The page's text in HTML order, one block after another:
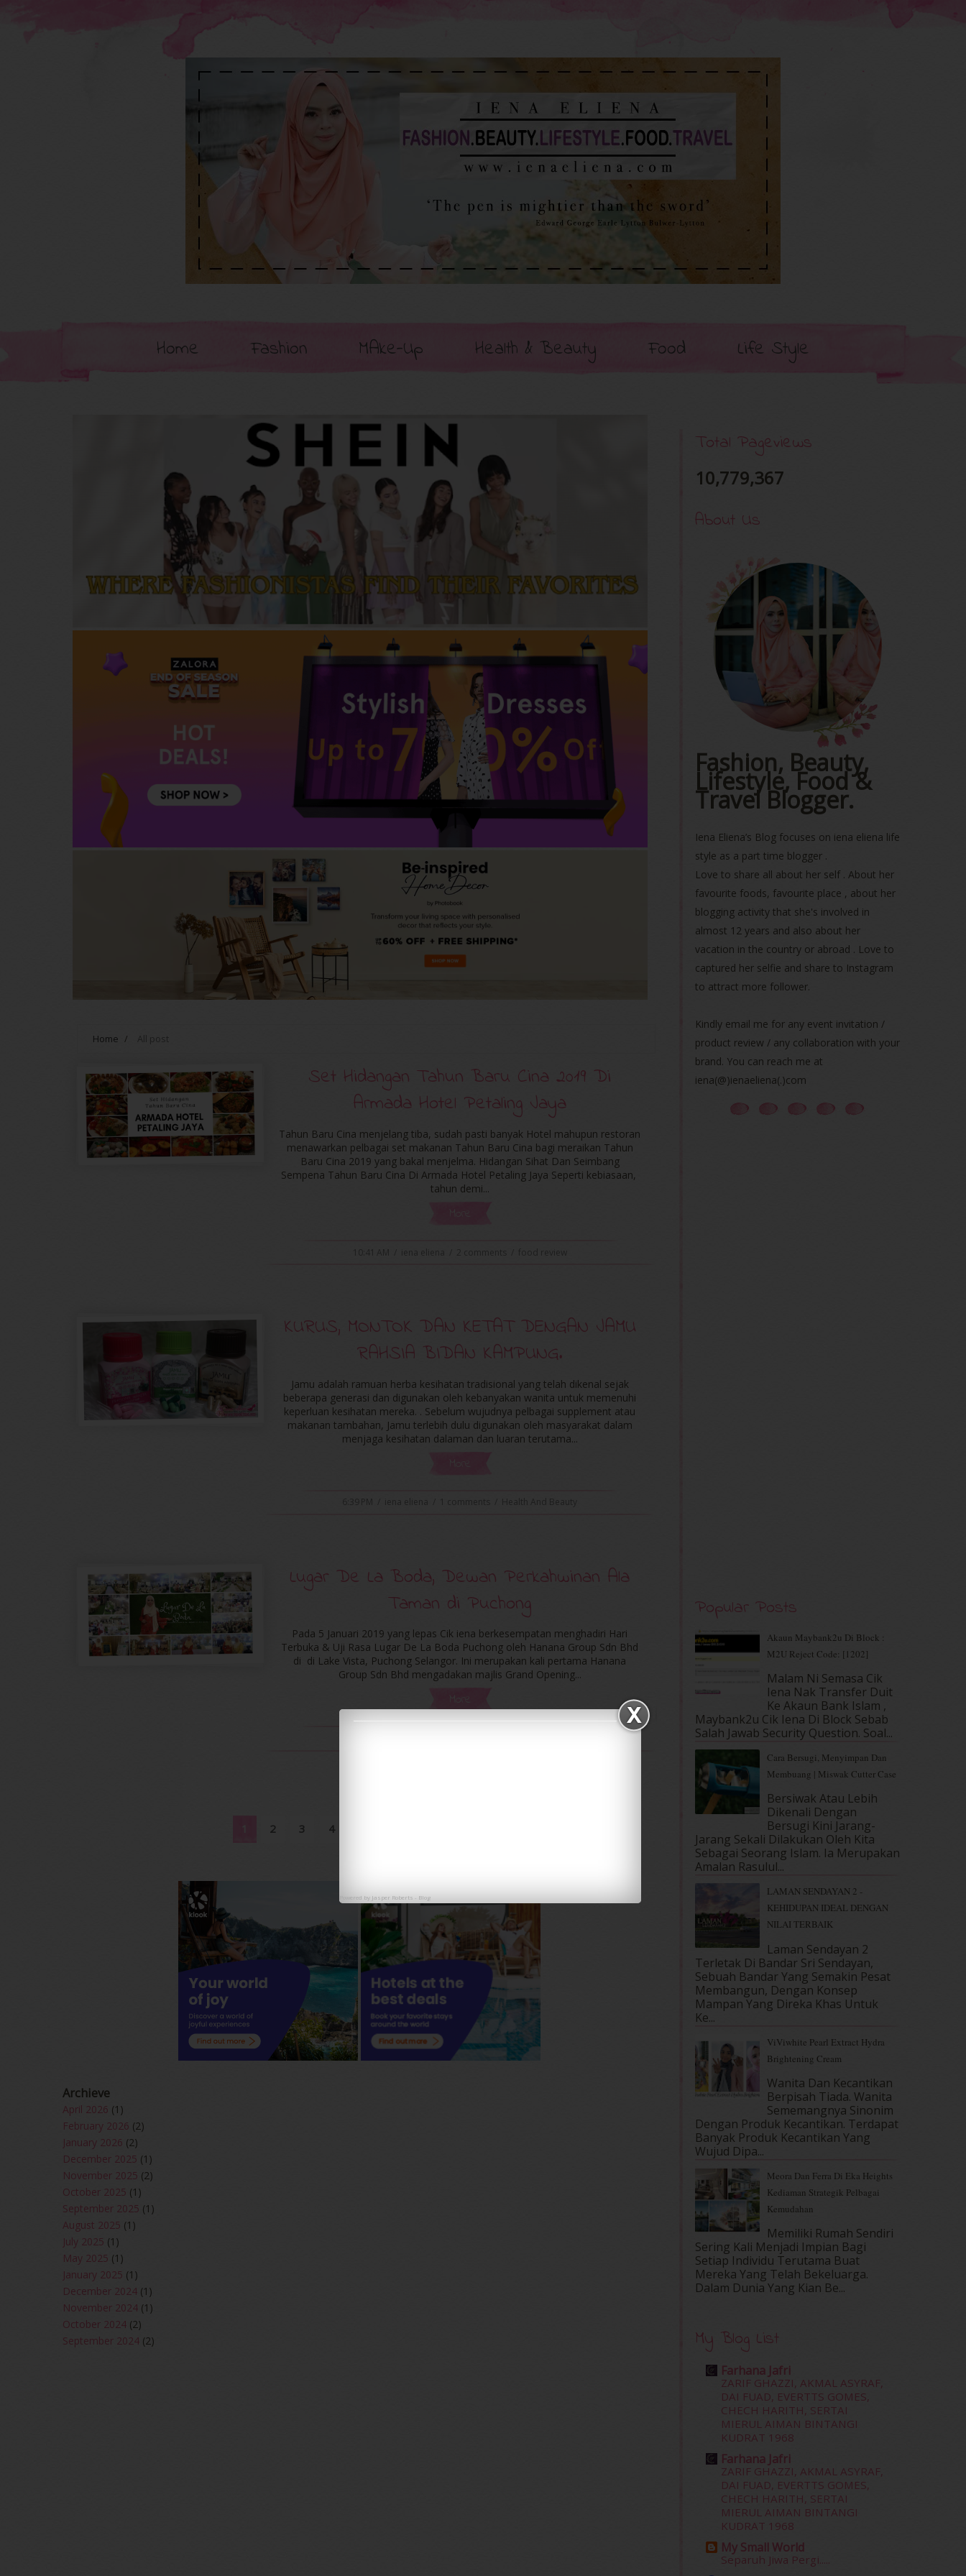
Home Fashion MAke-Up Health & Beauty Food Life Style
Home / All post
Set Hidangan Tahun Baru Cina 2019 Di
Armada Hotel Petaling Jaya
Tahun Baru Cina menjelang tiba, sudah pasti banyak Hotel mahupun restoran
menawarkan pelbagai set makanan Tahun Baru Cina bagi meraikan Tahun
Baru Cina 2019 yang bakal menjelma. Hidangan Sihat Dan Seimbang
Sempena Tahun Baru Cina Di Armada Hotel Petaling Jaya Seperti kebiasaan,
tahun demi...
KURUS, MONTOK DAN KETAT DENGAN JAMU
RAHSIA BIDAN KAMPUNG.
Jamu adalah ramuan herba kesihatan tradisional yang telah dikenal sejak
beberapa generasi dan digunakan oleh kebanyakan wanita untuk memenuhi
keperluan kesihatan mereka. . Sebelum wujudnya pelbagai supplement atau
makanan tambahan, Jamu terlebih dulu digunakan oleh masyarakat dalam
menjaga kesihatan dalaman dan luaran terutama...
6:39 PM Health And Beauty
Lugar De La Boda, Dewan Perkahwinan Ala
Taman di Puchong
Pada 5 Januari 2019 yang lepas Cik iena berkesempatan menghadiri Hari
Terbuka & Uji Rasa Lugar De La Boda Puchong oleh Hanana Group Sdn Bhd
di di Lake Vista, Puchong Selangor. Ini merupakan kali pertama Hanana
Group Sdn Bhd mengadakan majlis Grand Opening...
2 3 4
Powered by Jasper Roberts - Blog
Archieve
April 2026 (1)
February 2026 (2)
January 2026 (2)
December 2025 (1)
November 2025 (2)
October 2025 (1)
September 2025 (1)
August 2025 (1)
July 2025 (1)
May 2025 (1)
January 2025 (1)
December 2024 (1)
November 2024 (1)
October 2024 (2)
September 2024 (2)
Total Pageviews
10,779,367
About Us
Fashion, Beauty,
Lifestyle, Food &
Travel Blogger.
Iena Eliena’s Blog focuses on iena eliena life
style as a part time blogger .
Love to share all about her self . About her
favourite foods, favourite place , about her
blogging activity that she's involved in
almost 12 years and also about her
vacation in the country or abroad . Love to
captured her selfie and share to Instagram
to attract more follower.
Kindly email me for any event invitation /
product review / any collaboration with your
brand. You can reach me at
iena(@)ienaeliena(.)com
Popular Posts
Akaun Maybank2u Di Block :
M2U Reject Code: [1202]
Malam Ni Semasa Cik
Iena Nak Transfer Duit
Ke Akaun Bank Islam ,
Maybank2u Cik Iena Di Block Sebab
Salah Jawab Security Question. Soal...
Cara Bersugi, Menyimpan Dan
Membuang | Miswak Cutter Case
Bersiwak Atau Lebih
Dikenali Dengan
Bersugi Kini Jarang-
Jarang Sekali Dilakukan Oleh Kita
Sebagai Seorang Islam. Ia Merupakan
Amalan Rasulul...
LAMAN SENDAYAN 2 -
KEHIDUPAN IDEAL DENGAN
NILAI TERBAIK
Laman Sendayan 2
Terletak Di Bandar Sri Sendayan,
Sebuah Bandar Yang Semakin Pesat
Membangun, Dengan Konsep
Mampan Yang Direka Khas Untuk
Ke...
ViViwhite Pearl Extract Hydra
Brightening Cream
Wanita Dan Kecantikan
Berpisah Tiada. Wanita
Sememangnya Sinonim
Dengan Produk Kecantikan. Terdapat
Banyak Produk Kecantikan Yang
Wujud Dipa...
Meora Dan Ferra Di Eka Heights
Kediaman Strategik Pelbagai
Kemudahan
Memiliki Rumah Sendiri
Sering Kali Menjadi Impian Bagi
Setiap Individu Terutama Buat
Mereka Yang Telah Bekeluarga.
Dalam‍ Dunia Yang Kian Be...
My Blog List
Farhana Jafri
ZARIF GHAZZI, AKMAL ASYRAF,
DAI FUAD, EVERTTS GOMES,
CHECH HARITH, SERTAI
MIERUL AIMAN BINTANGI
KUDRAT 1968
Farhana Jafri
ZARIF GHAZZI, AKMAL ASYRAF,
DAI FUAD, EVERTTS GOMES,
CHECH HARITH, SERTAI
MIERUL AIMAN BINTANGI
KUDRAT 1968
My Small World
Separuh Jiwa Pergi.....